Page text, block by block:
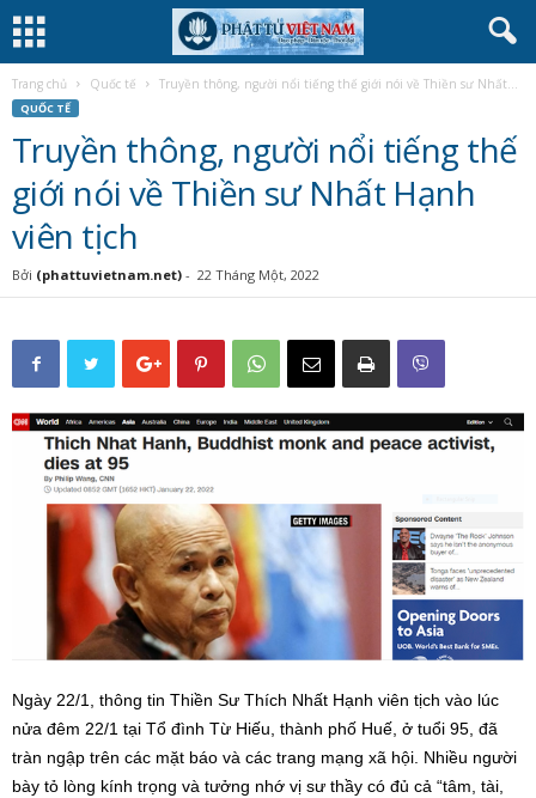
Trang chủ Quốc tế Truyền thông, người nổi tiếng thế giới nói về Thiền sư Nhất...
QUỐC TẾ
Truyền thông, người nổi tiếng thế
giới nói về Thiền sư Nhất Hạnh
viên tịch
Bởi (phattuvietnam.net) - 22 Tháng Một, 2022
Ngày 22/1, thông tin Thiền Sư Thích Nhất Hạnh viên tịch vào lúc
nửa đêm 22/1 tại Tổ đình Từ Hiếu, thành phố Huế, ở tuổi 95, đã
tràn ngập trên các mặt báo và các trang mạng xã hội. Nhiều người
bày tỏ lòng kính trọng và tưởng nhớ vị sư thầy có đủ cả “tâm, tài,